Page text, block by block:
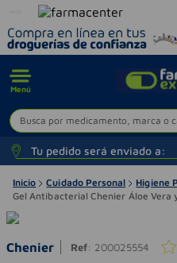
Menú
Busca por medicamento, marca o
Tu pedido será enviado a:
Inicio Cuidado Personal Higiene
Gel Antibacterial Chenier Áloe Vera
Chenier Ref: 200025554